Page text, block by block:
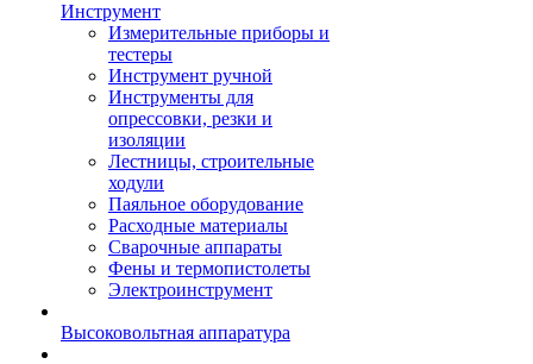
Инструмент
Измерительные приборы и
тестеры
Инструмент ручной
Инструменты для
опрессовки, резки и
изоляции
Лестницы, строительные
ходули
Паяльное оборудование
Расходные материалы
Сварочные аппараты
Фены и термопистолеты
Электроинструмент
Высоковольтная аппаратура